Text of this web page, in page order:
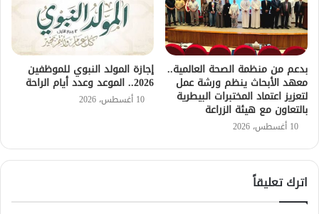
بدعم من منظمة الصحة العالمية..
معهد الأبحاث ينظم ورشة عمل
لتعزيز اعتماد المختبرات البيطرية
بالتعاون مع هيئة الزراعة
10 أغسطس، 2026
إجازة المولد النبوي للموظفين
2026.. الموعد وعدد أيام الراحة
10 أغسطس، 2026
اترك تعليقاً